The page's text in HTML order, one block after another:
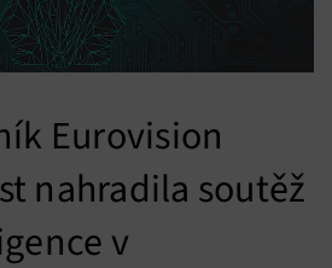
Eurovision
nahradila soutěž
v